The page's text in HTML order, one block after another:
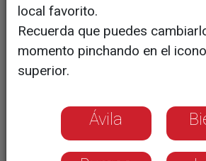
local favorito.
Recuerda que puedes
momento pinchando en el icono
superior.
Ávila